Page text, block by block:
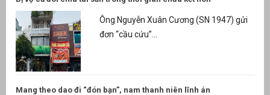
Ông Nguyễn Xuân Cương (SN 1947) gửi
đơn “cầu cứu”...
Mang theo dao đi “đón bạn”, nam thanh niên lĩnh án